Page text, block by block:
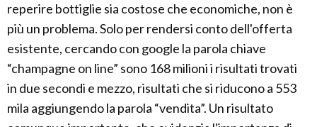
reperire bottiglie sia costose che economiche, non è
più un problema. Solo per rendersi conto dell'offerta
esistente, cercando con google la parola chiave
“champagne on line” sono 168 milioni i risultati trovati
in due secondi e mezzo, risultati che si riducono a 553
mila aggiungendo la parola “vendita”. Un risultato